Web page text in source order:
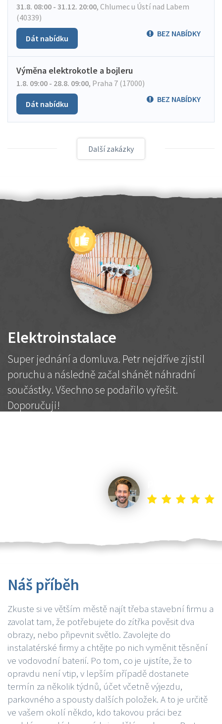
31.8. 08:00 - 31.12. 20:00, Chlumec u Ústí nad Labem
(40339)
BEZ NABÍDKY
Dát nabídku
Výměna elektrokotle a bojleru
1.8. 09:00 - 28.8. 09:00, Praha 7 (17000)
BEZ NABÍDKY
Dát nabídku
Další zakázky
Elektroinstalace
Super jednání a domluva. Petr nejdříve zjistil
poruchu a následně začal shánět náhradní
součástky. Všechno se podařilo vyřešit.
Doporučuji!
Náš příběh
Zkuste si ve větším městě najít třeba stavební firmu a
zavolat tam, že potřebujete do zítřka pověsit dva
obrazy, nebo připevnit světlo. Zavolejte do
instalatérské firmy a chtějte po nich vyměnit těsnění
ve vodovodní baterií. Po tom, co je ujistíte, že to
opravdu není vtip, v lepším případě dostanete
termín za několik týdnů, účet včetně výjezdu,
parkovného a spousty dalších položek. A to je určitě
ve vašem okolí někdo, kdo takovou práci bez